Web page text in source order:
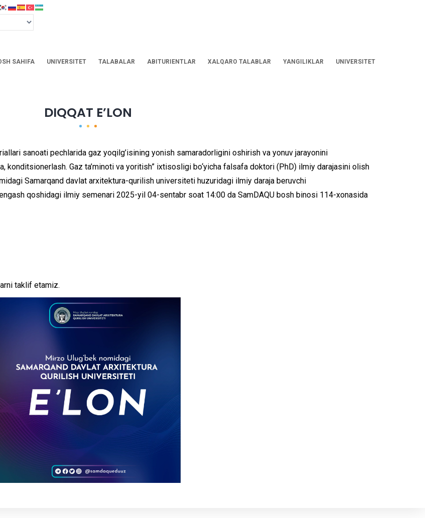
SAHIFA UNIVERSITET TALABALAR ABITURIENTLAR XALQARO TALABLAR YANGILIKLAR UNIVERSITET
DIQQAT EʼLON
sanoati pechlarida gaz yoqilg’isining yonish samaradorligini oshirish va yonuv jarayonini
konditsionerlash. Gaz ta’minoti va yoritish” ixtisosligi bo‘yicha falsafa doktori (PhD) ilmiy darajasini olish
Samarqand davlat arxitektura-qurilish universiteti huzuridagi ilmiy daraja beruvchi
qoshidagi ilmiy semenari 2025-yil 04-sentabr soat 14:00 da SamDAQU bosh binosi 114-xonasida
taklif etamiz.